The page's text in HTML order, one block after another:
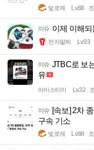
빛로제 Lv.88
이슈 이제 이해
전자팔찌 Lv.93
이슈 JTBC로 보
유
아이스티이 Lv.32
이슈 [속보] 2차
구속 기소
빛로제 Lv.88